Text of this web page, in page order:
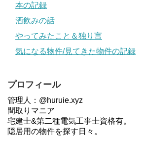
本の記録
酒飲みの話
やってみたこと＆独り言
気になる物件/見てきた物件の記録
プロフィール
管理人：@huruie.xyz
間取りマニア
宅建士&第二種電気工事士資格有。
隠居用の物件を探す日々。